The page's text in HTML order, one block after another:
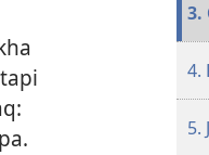
3.
4.
5.